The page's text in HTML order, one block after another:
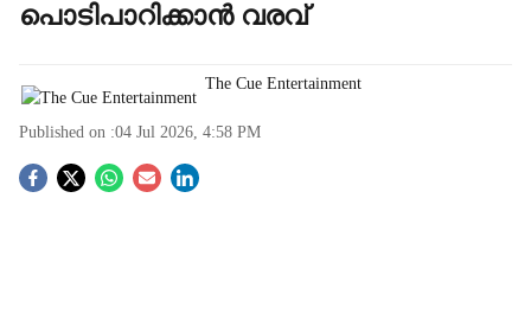
പൊടിപാറിക്കാൻ വരവ്
The Cue Entertainment
Published on :04 Jul 2026, 4:58 PM
S